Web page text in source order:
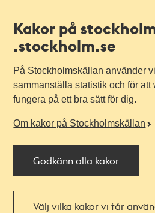
Kakor på
.stockholm.se
På Stockholmskällan använder
sammanställa statistik och för att
fungera på ett bra sätt för dig.
Om kakor på Stockholmskällan
Godkänn alla kakor
Välj vilka kakor vi får